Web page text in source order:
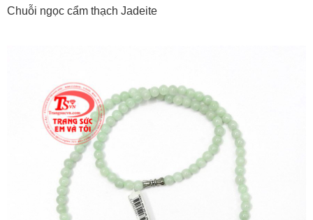
Chuỗi ngọc cẩm thạch Jadeite